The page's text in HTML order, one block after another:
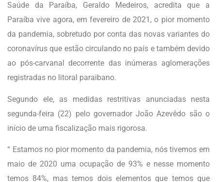
Saúde da Paraíba, Geraldo Medeiros, acredita que a
Paraíba vive agora, em fevereiro de 2021, o pior momento
da pandemia, sobretudo por conta das novas variantes do
coronavírus que estão circulando no país e também devido
ao pós-carvanal decorrente das inúmeras aglomerações
registradas no litoral paraibano.
Segundo ele, as medidas restritivas anunciadas nesta
segunda-feira (22) pelo governador João Azevêdo são o
início de uma fiscalização mais rigorosa.
“ Estamos no pior momento da pandemia, nós tivemos em
maio de 2020 uma ocupação de 93% e nesse momento
temos 84%, mas temos dois elementos que temos que